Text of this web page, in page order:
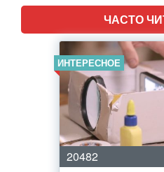
ЧАСТО
ИНТЕРЕСНОЕ
20482